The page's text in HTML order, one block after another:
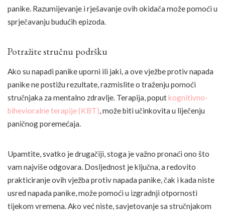
panike. Razumijevanje i rješavanje ovih okidača može pomoći u
sprječavanju budućih epizoda.
Potražite stručnu podršku
Ako su napadi panike uporni ili jaki, a ove vježbe protiv napada
panike ne postižu rezultate, razmislite o traženju pomoći
stručnjaka za mentalno zdravlje. Terapija, poputkognitivno-
bihevioralne terapije (KBT), može biti učinkovita u liječenju
paničnog poremećaja.
Upamtite, svatko je drugačiji, stoga je važno pronaći ono što
vam najviše odgovara. Dosljednost je ključna, a redovito
prakticiranje ovih vježba protiv napada panike, čak i kada niste
usred napada panike, može pomoći u izgradnji otpornosti
tijekom vremena. Ako već niste, savjetovanje sa stručnjakom